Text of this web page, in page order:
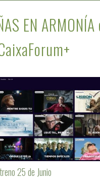
EN ARMONÍA
25 de Junio